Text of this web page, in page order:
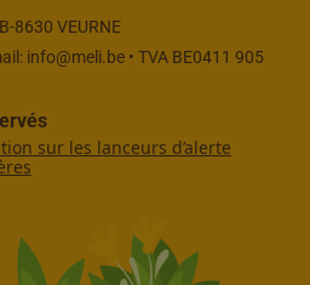
8630 VEURNE
info@meli.be• TVA BE0411 905
sur les lanceurs d’alerte